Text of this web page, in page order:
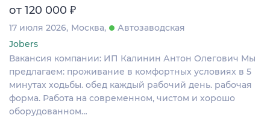
от 120 000 ₽
17 июля 2026 Москва
Автозаводская
Jobers
Вакансия компании: ИП Калинин Антон Олегович Мы
предлагаем: проживание в комфортных условиях в 5
минутах ходьбы. обед каждый рабочий день. рабочая
форма. Работа на современном, чистом и хорошо
оборудованном…